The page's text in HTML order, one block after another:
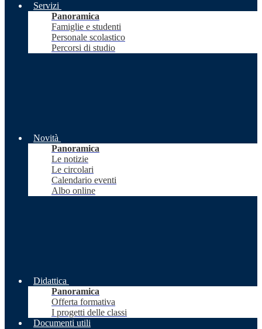
Servizi
Panoramica
Famiglie e studenti
Personale scolastico
Percorsi di studio
Novità
Panoramica
Le notizie
Le circolari
Calendario eventi
Albo online
Didattica
Panoramica
Offerta formativa
I progetti delle classi
Documenti utili